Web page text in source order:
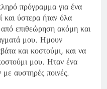
πρόγραμμα για ένα
και ύστερα ήταν όλα
επιθεώρηση ακόμη και
μου. Ημουν
και κοστούμι, και να
μου. Ηταν ένα
αυστηρές ποινές.